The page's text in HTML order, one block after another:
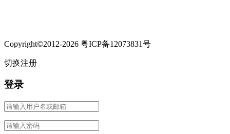
Copyright©2012-2026 粤ICP备12073831号
切换注册
登录